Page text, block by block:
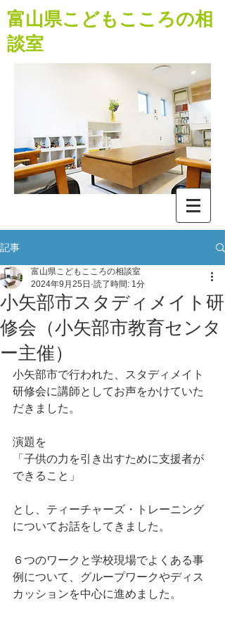
​富山県こどもこころの相
談室
記事
小矢部市スタディメイト研
修会（小矢部市教育センタ
ー主催）
富山県こどもこころの相談室
2024年9月25日 読了時間: 1分
小矢部市で行われた、スタディメイト
研修会に講師としてお声をかけていた
だきました。
演題を
「子供の力を引き出すために支援者が
できること」
とし、ティーチャーズ・トレーニング
についてお話をしてきました。
６つのワークと学校現場でよくある事
例について、グループワークやディス
カッションを中心に進めました。